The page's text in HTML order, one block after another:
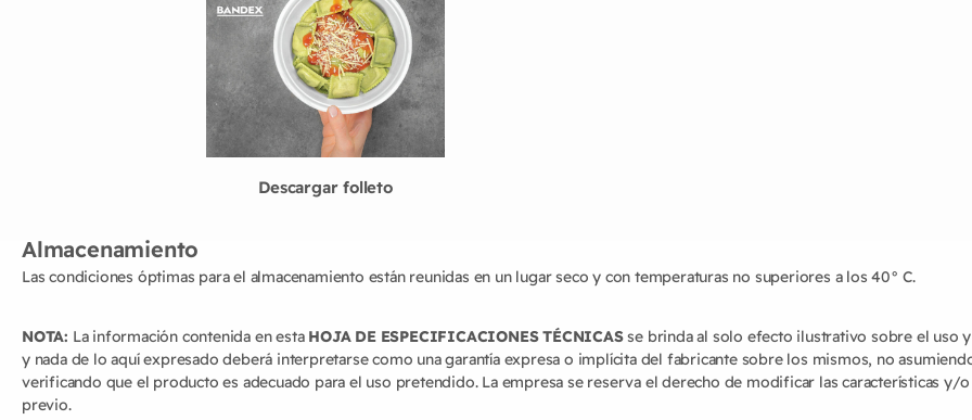
Descargar folleto
Almacenamiento
Las condiciones óptimas para el almacenamiento están reunidas en un lugar seco y con temperaturas no superiores a los 40° C.
NOTA: La información contenida en esta HOJA DE ESPECIFICACIONES TÉCNICASse brinda al solo efecto ilustrativo sobre el uso
y nada de lo aquí expresado deberá interpretarse como una garantía expresa o implícita del fabricante sobre los mismos, no
verificando que el producto es adecuado para el uso pretendido. La empresa se reserva el derecho de modificar las características y/
previo.